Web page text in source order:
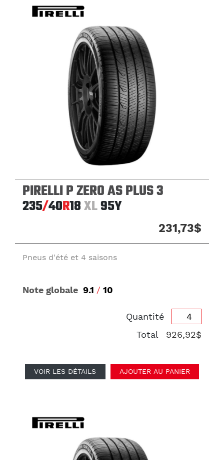
PIRELLI P ZERO AS PLUS 3
235/40R18XL95Y
231,73$
Pneus d'été et 4 saisons
Note globale 9.1 / 10
Quantité
Total
926,92$
VOIR LES DÉTAILS AJOUTER AU PANIER